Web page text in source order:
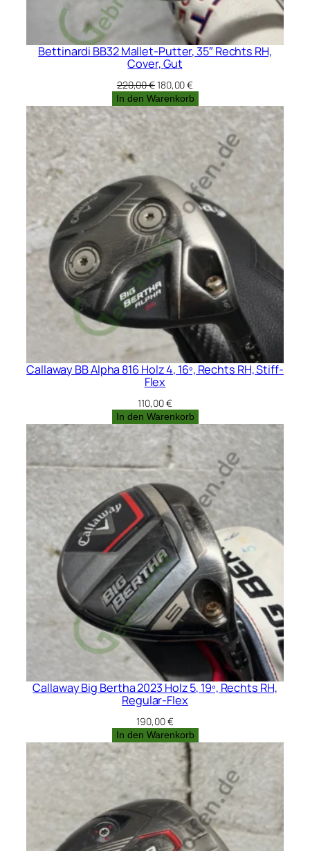
Bettinardi BB32 Mallet-Putter, 35″ Rechts RH,
Cover, Gut
220,00€Ursprünglicher
Preis
war:
220,00 €
180,00€Aktueller
Preis
ist:
180,00 €.
In den Warenkorb
Callaway BB Alpha 816 Holz 4, 16º, Rechts RH, Stiff-
Flex
110,00€
In den Warenkorb
Callaway Big Bertha 2023 Holz 5, 19º, Rechts RH,
Regular-Flex
190,00€
In den Warenkorb